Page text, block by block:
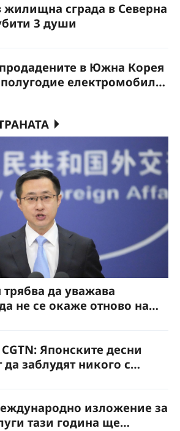
жилищна сграда в Северна
3 души
продадените в Южна Корея
електромобили
да уважава
не се окаже отново на
Японските десни
заблудят никого с
изложение за
тази година ще